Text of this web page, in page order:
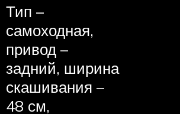
Тип –
самоходная,
привод –
задний, ширина
скашивания –
48 см,